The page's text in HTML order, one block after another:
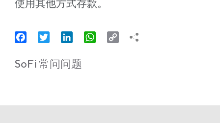
使用其他方式存款。
FacebookTwitter LinkedInWhatsApp
Copy
SoFi 常问问题